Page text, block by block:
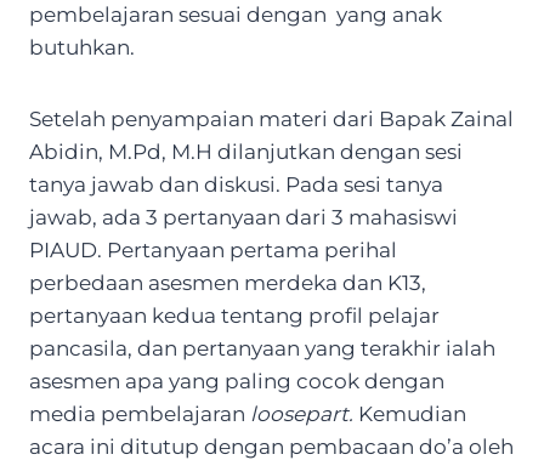
pembelajaran sesuai dengan yang anak
butuhkan.
Setelah penyampaian materi dari Bapak Zainal
Abidin, M.Pd, M.H dilanjutkan dengan sesi
tanya jawab dan diskusi. Pada sesi tanya
jawab, ada 3 pertanyaan dari 3 mahasiswi
PIAUD. Pertanyaan pertama perihal
perbedaan asesmen merdeka dan K13,
pertanyaan kedua tentang profil pelajar
pancasila, dan pertanyaan yang terakhir ialah
asesmen apa yang paling cocok dengan
media pembelajaran loosepart. Kemudian
acara ini ditutup dengan pembacaan do’a oleh